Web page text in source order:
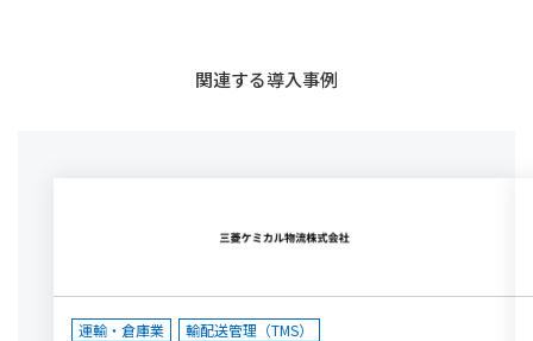
関連する導入事例
運輸・倉庫業 輸配送管理（TMS）